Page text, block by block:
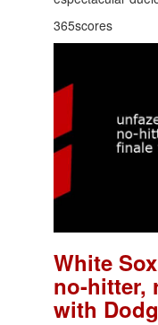
365scores
White
no-hitter,
with